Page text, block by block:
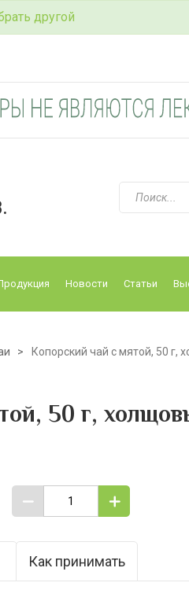
другой
Новости Статьи
Копорский чай с мятой, 50
50 г,
Как принимать